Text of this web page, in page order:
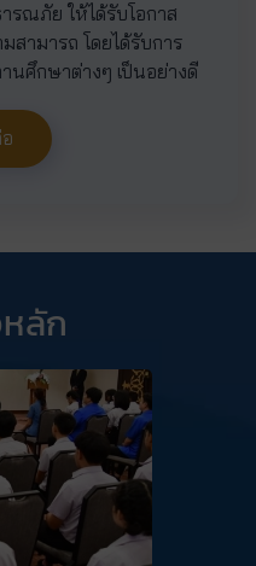
รณภัย ให้ได้รับโอกาส
สามารถ โดยได้รับการ
ศึกษาต่างๆ เป็นอย่างดี
ลัก